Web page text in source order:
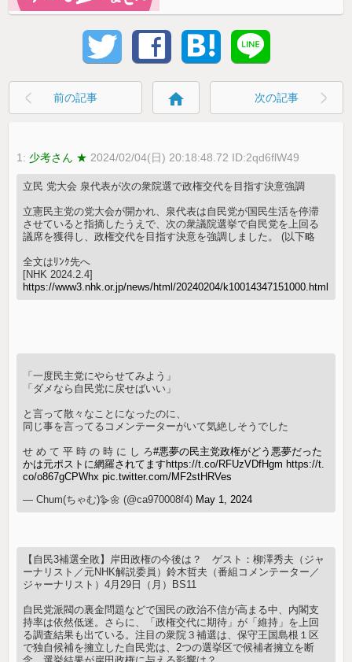
前の記事 home 次の記事
1: 少考さん ★ 2024/02/04(日) 20:18:48.72 ID:2qd6flW49
立民 党大会 泉代表が次の衆院選で政権交代を目指す決意強調
立憲民主党の党大会が開かれ、泉代表は自民党が国民生活を停滞
させていると指摘したうえで、次の衆議院選挙で自民党を上回る
議席を獲得し、政権交代を目指す決意を強調しました。 (以下略
全文はﾘﾝｸ先へ
[NHK 2024.2.4]
https://www3.nhk.or.jp/news/html/20240204/k10014347151000.html
「一度民主党にやらせてみよう」
「ダメなら自民党に戻せばいい」
と言って散々なことになったのに、
同じ事を言ってるコメンテーターがいて気絶しそうでした
せ め て 平 時 の 時 に し ろ#悪夢の民主党政権がどう悪夢だった
かは元ポストに網羅されてます https://t.co/RFUzVDfHgm https://t.
co/o867gCPWhx pic.twitter.com/MF2stHRVes
— Chum(ちゃむ)🪿🌼 (@ca970008f4) May 1, 2024
【自民3補選全敗】岸田政権の今後は？ ゲスト：柳澤秀夫（ジャ
ーナリスト／元NHK解説委員）鈴木哲夫（番組コメンテーター／
ジャーナリスト）4月29日（月）BS11
自民党派閥の裏金問題などで国民の政治不信が高まる中、内閣支
持率は依然低迷。さらに、「政権交代に期待」が「維持」を上回
る調査結果も出ている。注目の衆院３補選は、保守王国島根１区
で独自候補を擁立した自民党は、2つの選挙区で候補者擁立を断